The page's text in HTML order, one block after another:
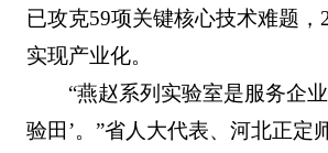
已攻克59项关键核心技术难题，
实现产业化。
“燕赵系列实验室是服务企
验田’。”省人大代表、河北正定